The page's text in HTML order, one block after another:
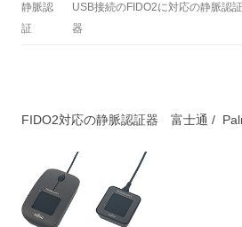
静脈認
証
USB接続のFIDO2に対応の静脈認証
器
FIDO2対応の静脈認証器 富士通 /